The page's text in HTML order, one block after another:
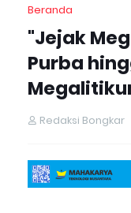
Beranda
"Jejak
Purba
Redaksi Bongkar